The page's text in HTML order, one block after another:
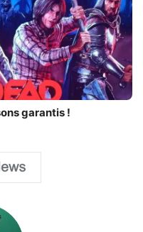
garantis !